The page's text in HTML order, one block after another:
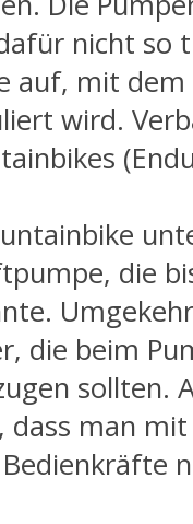
nicht so
auf, mit dem
wird.
die
die beim
sollten.
man